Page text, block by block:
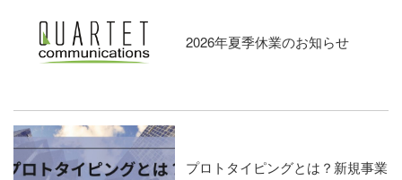
2026年夏季休業のお知らせ
プロトタイピングとは？新規事業